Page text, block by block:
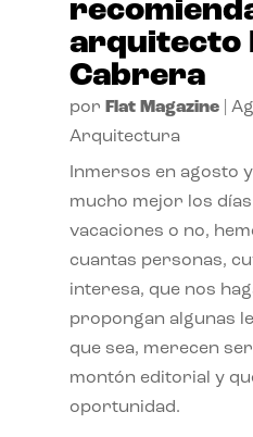
arquitecto
Cabrera
por Flat Magazine|
Arquitectura
Inmersos en agosto
mucho mejor los
vacaciones o no,
cuantas personas,
interesa, que nos
propongan algunas
que sea, merecen
montón editorial y
oportunidad.